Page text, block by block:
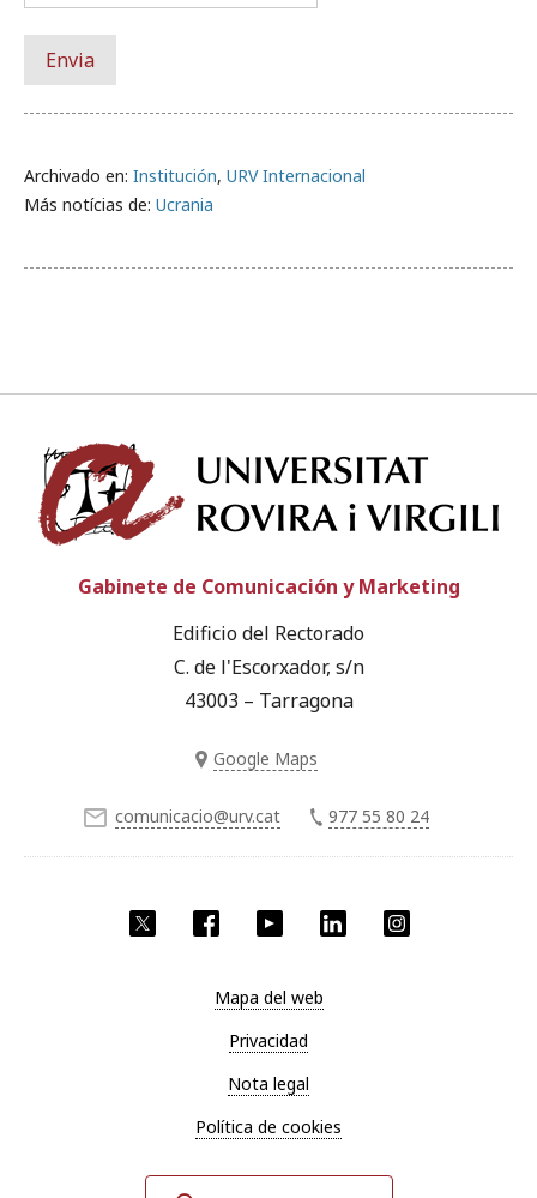
Archivado en: Institución, URV Internacional
Más notícias de: Ucrania
Twitter Facebook YouTube LinkedIn
Gabinete de Comunicación y Marketing
Edificio del Rectorado
C. de l'Escorxador, s/n
43003 – Tarragona
Google Maps
comunicacio@urv.cat 977 55 80 24
Mapa del web
Privacidad
Nota legal
Política de cookies